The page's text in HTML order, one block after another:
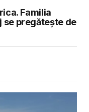
Familia
se pregătește de